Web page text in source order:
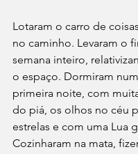
Lotaram o carro de
no caminho. Levaram o
semana inteiro,
o espaço. Dormiram
primeira noite, com
do piá, os olhos no céu
estrelas e com uma Lua
Cozinharam na mata,